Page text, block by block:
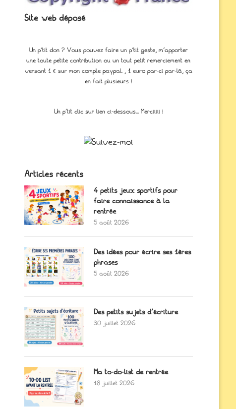
Site web déposé
Un p'tit don ? Vous pouvez faire un p’tit geste, m’apporter
une toute petite contribution ou un tout petit remerciement en
versant 1 € sur mon compte paypal. , 1 euro par-ci par-là, ça
en fait plusieurs !
Un p'tit clic sur lien ci-dessous... Merciiiii !
Articles récents
4 petits jeux sportifs pour
faire connaissance à la
rentrée
5 août 2026
Des idées pour écrire ses 1ères
phrases
5 août 2026
Des petits sujets d’écriture
30 juillet 2026
Ma to-do-list de rentrée
18 juillet 2026